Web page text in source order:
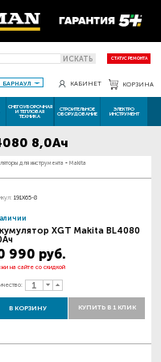
ИСКАТЬ СТАТУС РЕМОНТА
БАРНАУЛ КАБИНЕТ КОРЗИНА
СНЕГОУБОРОЧНАЯ
И ТЕПЛОВАЯ
ТЕХНИКА
СТРОИТЕЛЬНОЕ
ОБОРУДОВАНИЕ
ЭЛЕКТРО
ИНСТРУМЕНТ
8,0Ач
для инструмента - Makita
191X65-8
XGT Makita BL4080
990 руб.
на сайте со скидкой
В КОРЗИНУ КУПИТЬ В 1 КЛИК